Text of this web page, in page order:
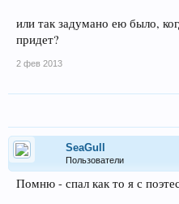
или так задумано ею было,
придет?
2 фев 2013
SeaGull
Пользователи
Помню - спал как то я с